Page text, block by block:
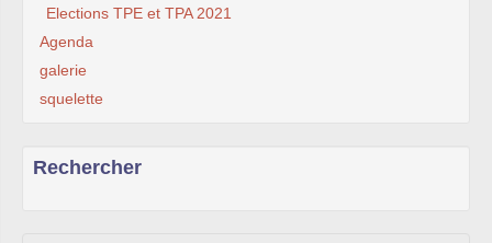
Elections TPE et TPA 2021
Agenda
galerie
squelette
Rechercher